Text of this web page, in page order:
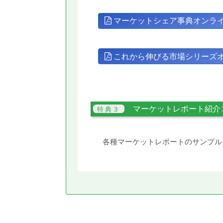
マーケットシェア事典オンラ
これから伸びる市場シリーズ
マーケットレポート紹
各種マーケットレポートのサンプ